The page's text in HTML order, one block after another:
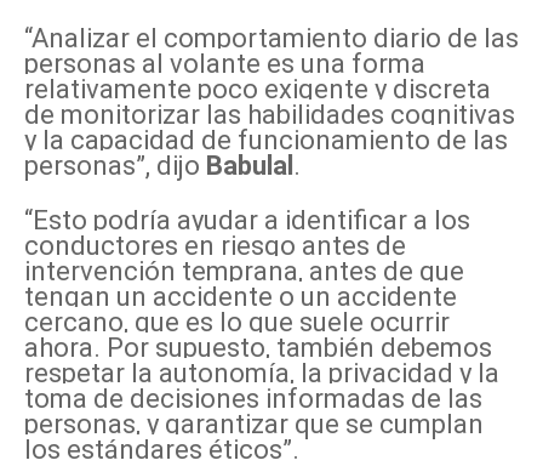
“Analizar el comportamiento diario de las
personas al volante es una forma
relativamente poco exigente y discreta
de monitorizar las habilidades cognitivas
y la capacidad de funcionamiento de las
personas”, dijo Babulal .
“Esto podría ayudar a identificar a los
conductores en riesgo antes de
intervención temprana, antes de que
tengan un accidente o un accidente
cercano, que es lo que suele ocurrir
ahora. Por supuesto, también debemos
respetar la autonomía, la privacidad y la
toma de decisiones informadas de las
personas, y garantizar que se cumplan
los estándares éticos”.